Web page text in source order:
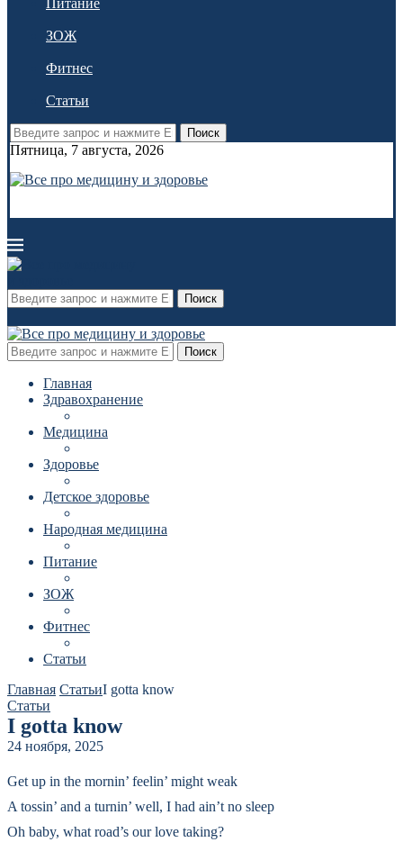
Питание
ЗОЖ
Фитнес
Статьи
Поиск
Пятница, 7 августа, 2026
Поиск
Поиск
Главная
Здравохранение
Медицина
Здоровье
Детское здоровье
Народная медицина
Питание
ЗОЖ
Фитнес
Статьи
Главная СтатьиI gotta know
Статьи
I gotta know
24 ноября, 2025
Get up in the mornin’ feelin’ might weak
A tossin’ and a turnin’ well, I had ain’t no sleep
Oh baby, what road’s our love taking?